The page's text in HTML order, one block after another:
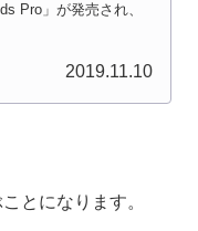
Pro」が発売され、
2019.11.10
とになります。